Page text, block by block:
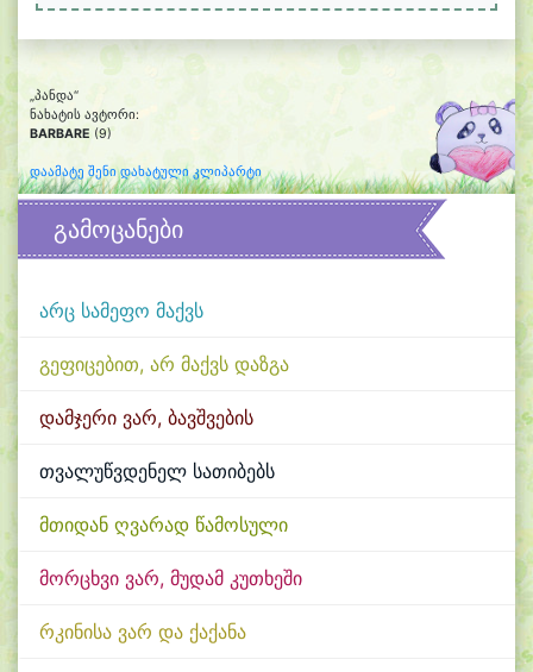
„პანდა“
ნახატის ავტორი:
BARBARE (9)
დაამატე შენი დახატული კლიპარტი
გამოცანები
არც სამეფო მაქვს
გეფიცებით, არ მაქვს დაზგა
დამჯერი ვარ, ბავშვების
თვალუწვდენელ სათიბებს
მთიდან ღვარად წამოსული
მორცხვი ვარ, მუდამ კუთხეში
რკინისა ვარ და ქაქანა